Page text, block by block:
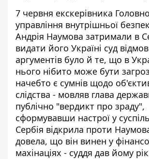
7 червня екскерівника
управління внутрішньої
Андрія Наумова затримали в
видати його Україні суд
аргументів було й те, що в
нього нібито може бути
начебто є сумнів щодо
слідства - мовляв глава
публічно "вердикт про зраду",
сформувавши настрої у
Сербія відкрила проти
довела, що він винен у
махінаціях - суддя дав йому